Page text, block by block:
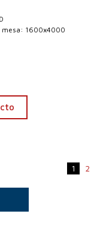
mesa: 1600x4000
1 2